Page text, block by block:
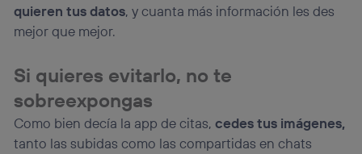
quieren tus datos, y cuanta más información les des
mejor que mejor.
Si quieres evitarlo, no te
sobreexpongas
Como bien decía la app de citas,cedes tus imágenes,
tanto las subidas como las compartidas en chats